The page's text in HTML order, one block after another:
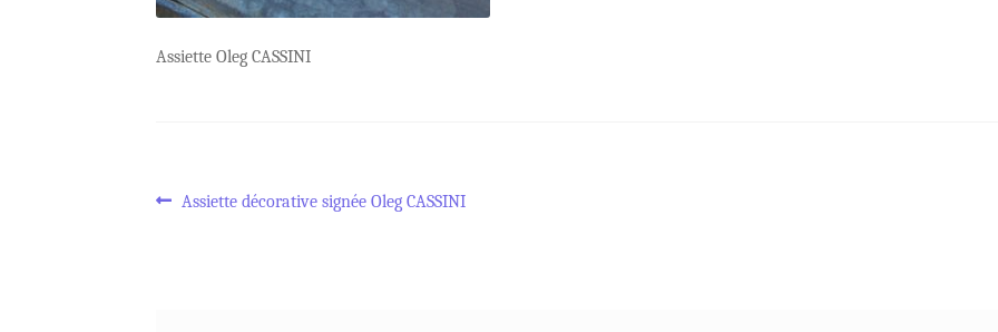
Assiette Oleg CASSINI
Navigation
Article
Assiette décorative signée Oleg CASSINI